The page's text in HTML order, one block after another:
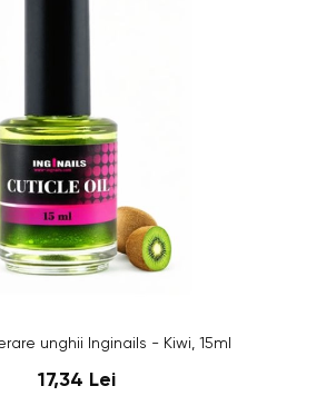
unghii Inginails - Kiwi, 15ml
17,34 Lei